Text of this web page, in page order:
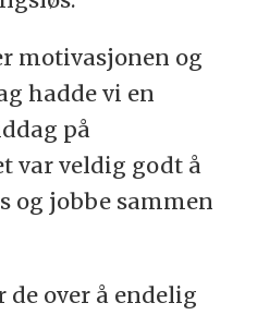
motivasjonen og
hadde vi en
på
var veldig godt å
og jobbe sammen
de over å endelig